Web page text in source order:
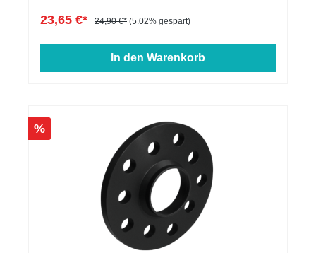
23,65 €* 24,90 €* (5.02% gespart)
In den Warenkorb
%